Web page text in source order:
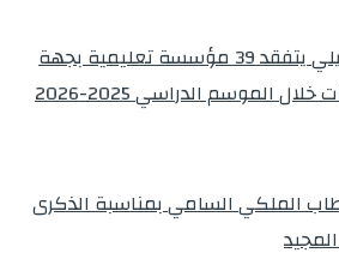
الدكتور نوفل كديلي يتفقد 39 مؤسسة تعليمية بجهة
الموسم الدراسي 2025-2026
الملكي السامي بمناسبة الذكرى